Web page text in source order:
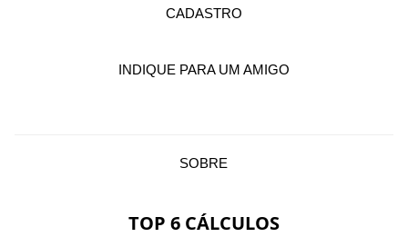
CADASTRO
INDIQUE PARA UM AMIGO
SOBRE
TOP 6 CÁLCULOS